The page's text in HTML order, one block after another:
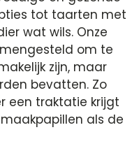
tot taarten met
wat wils. Onze
om te
zijn, maar
bevatten. Zo
een traktatie krijgt
als de